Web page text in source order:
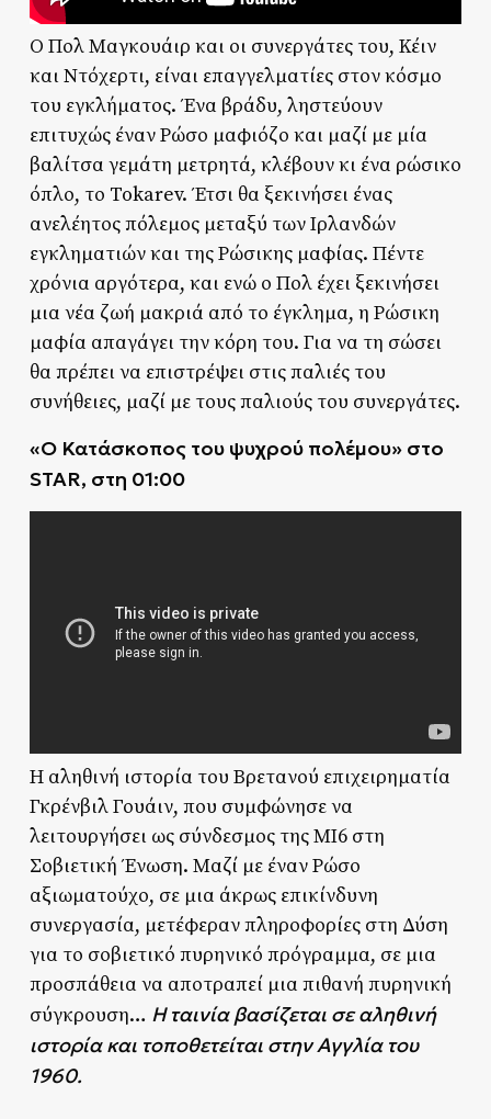
Ο Πολ Μαγκουάιρ και οι συνεργάτες του, Κέιν
και Ντόχερτι, είναι επαγγελματίες στον κόσμο
του εγκλήματος. Ένα βράδυ, ληστεύουν
επιτυχώς έναν Ρώσο μαφιόζο και μαζί με μία
βαλίτσα γεμάτη μετρητά, κλέβουν κι ένα ρώσικο
όπλο, το Tokarev. Έτσι θα ξεκινήσει ένας
ανελέητος πόλεμος μεταξύ των Ιρλανδών
εγκληματιών και της Ρώσικης μαφίας. Πέντε
χρόνια αργότερα, και ενώ ο Πολ έχει ξεκινήσει
μια νέα ζωή μακριά από το έγκλημα, η Ρώσικη
μαφία απαγάγει την κόρη του. Για να τη σώσει
θα πρέπει να επιστρέψει στις παλιές του
συνήθειες, μαζί με τους παλιούς του συνεργάτες.
«Ο Κατάσκοπος του ψυχρού πολέμου»στο
STAR, στη 01:00
Η αληθινή ιστορία του Βρετανού επιχειρηματία
Γκρένβιλ Γουάιν, που συμφώνησε να
λειτουργήσει ως σύνδεσμος της ΜΙ6 στη
Σοβιετική Ένωση. Μαζί με έναν Ρώσο
αξιωματούχο, σε μια άκρως επικίνδυνη
συνεργασία, μετέφεραν πληροφορίες στη Δύση
για το σοβιετικό πυρηνικό πρόγραμμα, σε μια
προσπάθεια να αποτραπεί μια πιθανή πυρηνική
σύγκρουση… Η ταινία βασίζεται σε αληθινή
ιστορία και τοποθετείται στην Αγγλία του
1960.